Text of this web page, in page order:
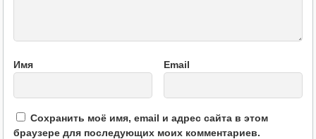
Имя Email
Сохранить моё имя, email и адрес сайта в этом
браузере для последующих моих комментариев.